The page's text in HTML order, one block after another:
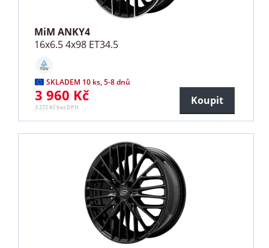
MiM ANKY4
16x6.5 4x98 ET34.5
SKLADEM 10 ks, 5-8 dnů
3 960 Kč
3 272 Kč bez DPH
Koupit